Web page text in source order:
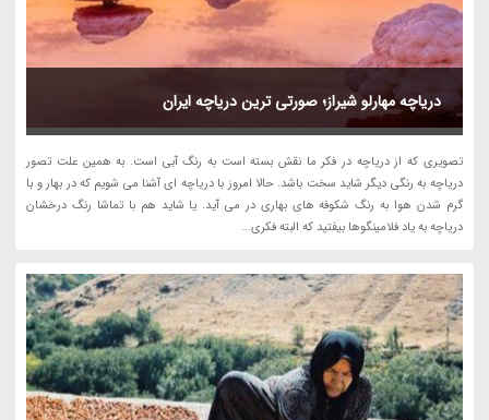
دریاچه مهارلو شیراز؛ صورتی ترین دریاچه ایران
تصویری که از دریاچه در فکر ما نقش بسته است به رنگ آبی است. به همین علت تصور
دریاچه به رنگی دیگر شاید سخت باشد. حالا امروز با دریاچه ای آشنا می شویم که در بهار و با
گرم شدن هوا به رنگ شکوفه های بهاری در می آید. یا شاید هم با تماشا رنگ درخشان
دریاچه به یاد فلامینگوها بیفتید که البته فکری...